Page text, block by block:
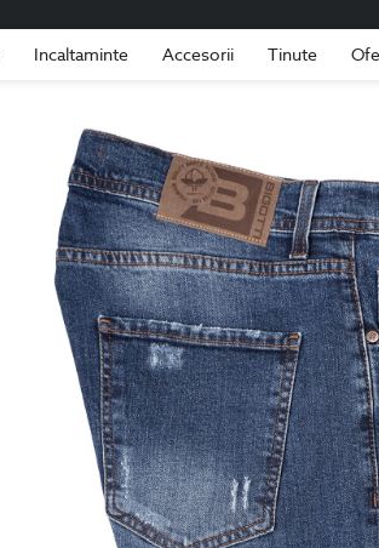
Incaltaminte Accesorii Tinute
Romania